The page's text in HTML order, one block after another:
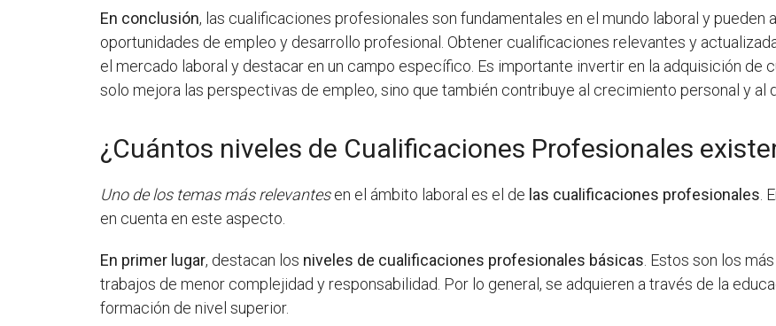
En conclusión, las cualificaciones profesionales son fundamentales en el mundo laboral y pueden
oportunidades de empleo y desarrollo profesional. Obtener cualificaciones relevantes y
el mercado laboral y destacar en un campo específico. Es importante invertir en la adquisición de
solo mejora las perspectivas de empleo, sino que también contribuye al crecimiento personal y al
¿Cuántos niveles de Cualificaciones Profesionales
Uno de los temas más relevantesen el ámbito laboral es el de las cualificaciones profesionales .
en cuenta en este aspecto.
En primer lugar, destacan los niveles de cualificaciones profesionales básicas . Estos son los
trabajos de menor complejidad y responsabilidad. Por lo general, se adquieren a través de la
formación de nivel superior.